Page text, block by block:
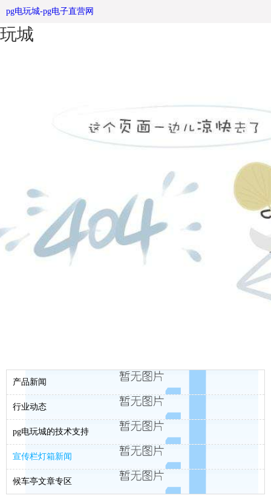
绿色发展文化宣传栏 宜居之都 -pg电
玩城
pg电玩城-pg电子直营网
产品新闻
行业动态
pg电玩城的技术支持
宣传栏灯箱新闻
候车亭文章专区